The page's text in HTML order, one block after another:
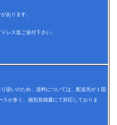
あります。
レス迄ご送付下さい。
扱いのため、送料については、配送先が１箇
が多く、個別見積書にて対応しておりま